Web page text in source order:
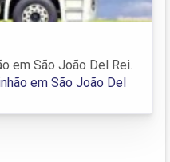
em São João Del Rei.
em São João Del